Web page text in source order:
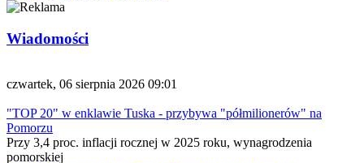
Wiadomości
czwartek, 06 sierpnia 2026 09:01
"TOP 20" w enklawie Tuska - przybywa "półmilionerów" na
Pomorzu
Przy 3,4 proc. inflacji rocznej w 2025 roku, wynagrodzenia
pomorskiej